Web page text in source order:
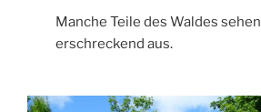
Manche Teile des Waldes sehen
erschreckend aus.